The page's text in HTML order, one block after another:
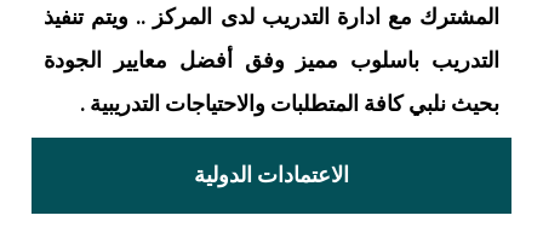
المشترك مع ادارة التدريب لدى المركز .. ويتم تنفيذ
التدريب باسلوب مميز وفق أفضل معايير الجودة
بحيث نلبي كافة المتطلبات والاحتياجات التدريبية .
الاعتمادات الدولية